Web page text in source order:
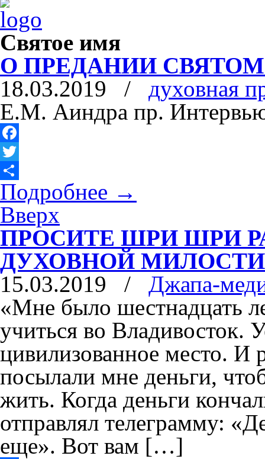
Святое имя
О ПРЕДАНИИ
18.03.2019
/
духовная
Е.М. Аиндра пр.
Facebook
Twitter
Отправить
Подробнее →
Вверх
ПРОСИТЕ ШРИ ШРИ
ДУХОВНОЙ
15.03.2019
/
Джапа-
«Мне было шестнадцать
учиться во Владивосток.
цивилизованное место. И
посылали мне деньги,
жить. Когда деньги
отправлял телеграмму:
еще». Вот вам […]